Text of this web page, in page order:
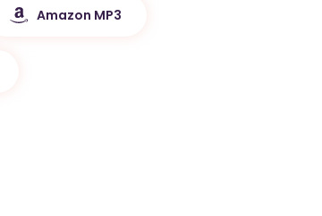
Amazon MP3